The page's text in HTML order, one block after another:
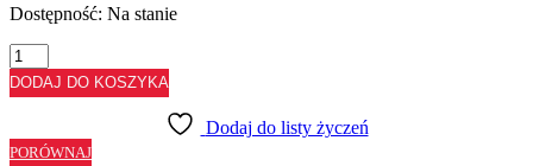
Dostępność: Na stanie
ilość
LAMINAT
OBERŻYNA
ST9
DODAJ DO KOSZYKA
Dodaj do listy życzeń
PORÓWNAJ